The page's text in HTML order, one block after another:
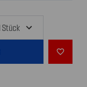
favorite_outline